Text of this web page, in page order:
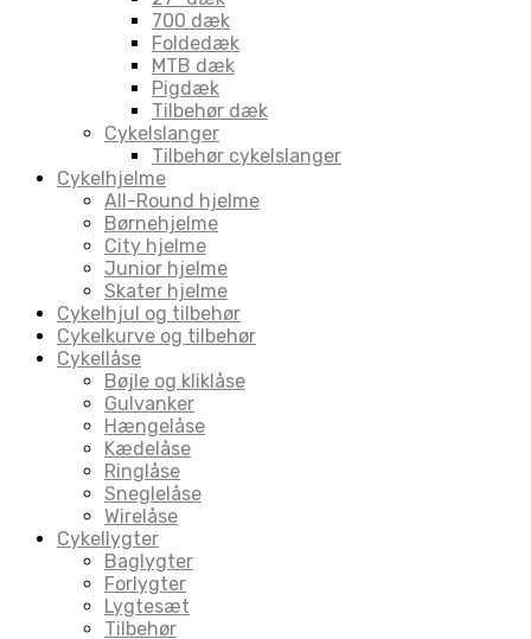
700 dæk
Foldedæk
MTB dæk
Pigdæk
Tilbehør dæk
Cykelslanger
Tilbehør cykelslanger
Cykelhjelme
All-Round hjelme
Børnehjelme
City hjelme
Junior hjelme
Skater hjelme
Cykelhjul og tilbehør
Cykelkurve og tilbehør
Cykellåse
Bøjle og kliklåse
Gulvanker
Hængelåse
Kædelåse
Ringlåse
Sneglelåse
Wirelåse
Cykellygter
Baglygter
Forlygter
Lygtesæt
Tilbehør